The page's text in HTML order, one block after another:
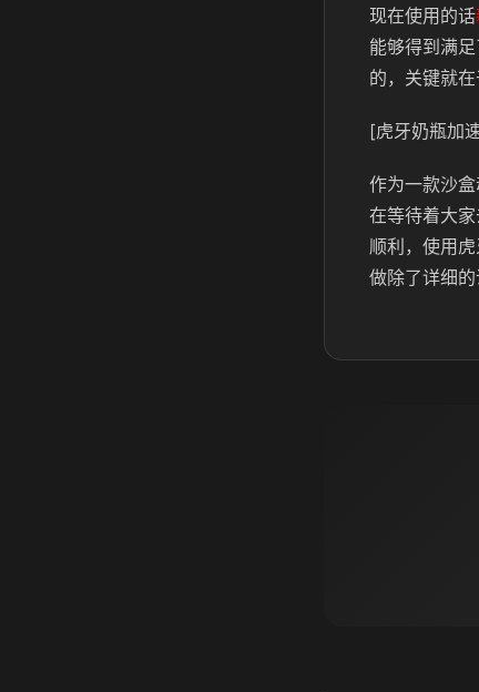
现在使用的话
能够得到满
的，关键就
[虎牙奶瓶加
作为一款沙
在等待着大
顺利，使用
做除了详细